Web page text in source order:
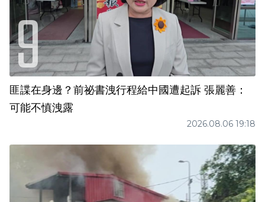
匪諜在身邊？前祕書洩行程給中國遭起訴 張麗善：
可能不慎洩露
2026.08.06 19:18